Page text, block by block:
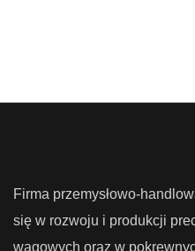
Firma przemysłowo-
się w rozwoju i produkcji
wagowych oraz w